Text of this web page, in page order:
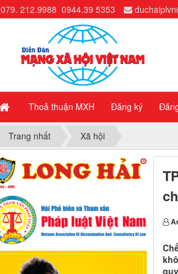
Thoả thuận MXH Đăng ký
079. 212.9988 0944.39 5353
Trang nhất Xã hội